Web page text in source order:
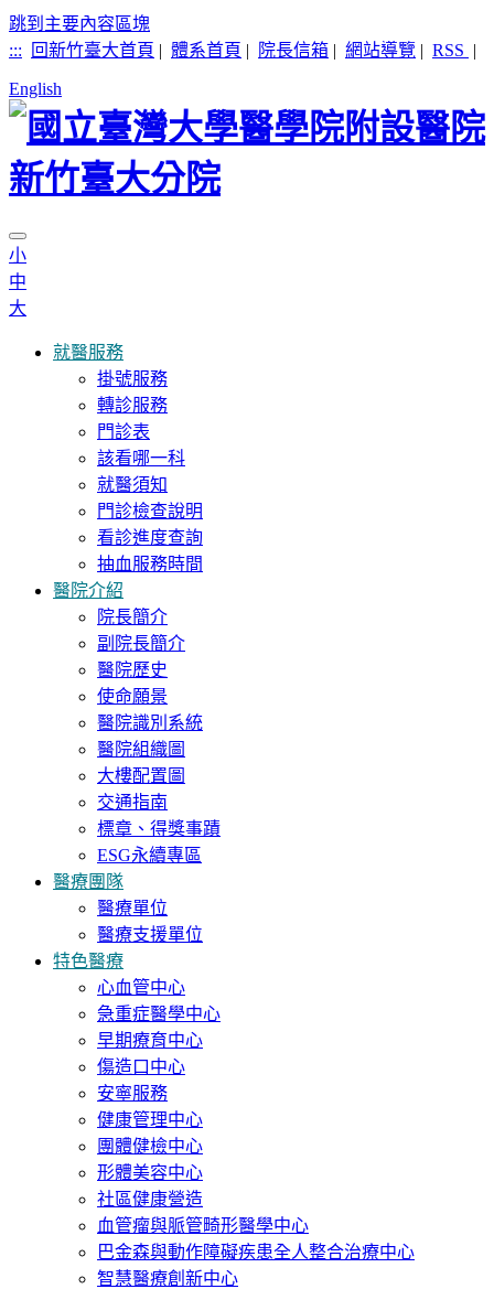
跳到主要內容區塊
:::
回新竹臺大首頁 | 體系首頁 | 院長信箱 | 網站導覽 | RSS |
English
小
中
大
就醫服務
掛號服務
轉診服務
門診表
該看哪一科
就醫須知
門診檢查說明
看診進度查詢
抽血服務時間
醫院介紹
院長簡介
副院長簡介
醫院歷史
使命願景
醫院識別系統
醫院組織圖
大樓配置圖
交通指南
標章、得獎事蹟
ESG永續專區
醫療團隊
醫療單位
醫療支援單位
特色醫療
心血管中心
急重症醫學中心
早期療育中心
傷造口中心
安寧服務
健康管理中心
團體健檢中心
形體美容中心
社區健康營造
血管瘤與脈管畸形醫學中心
巴金森與動作障礙疾患全人整合治療中心
智慧醫療創新中心